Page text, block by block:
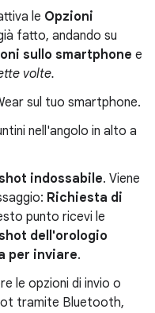
le Opzioni
fatto, andando su
sullo smartphone e
volte.
sul tuo smartphone.
nell'angolo in alto a
indossabile. Viene
Richiesta di
punto ricevi le
dell'orologio
per inviare.
le opzioni di invio o
tramite Bluetooth,